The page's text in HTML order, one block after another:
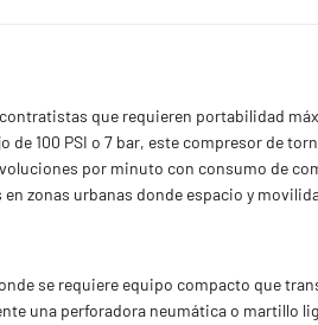
que requieren portabilidad
100 PSI o 7 bar, este compresor de
por minuto con consumo de
zonas urbanas donde espacio y
se requiere equipo compacto que
una perforadora neumática o martillo